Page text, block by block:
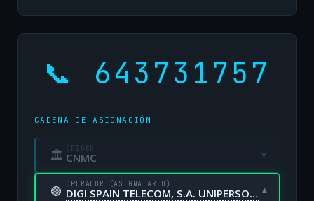
📞 643731757
CADENA DE ASIGNACIÓN
🏛 ORIGEN
CNMC ▾
🟢 OPERADOR (ASIGNATARIO)
DIGI SPAIN TELECOM, S.A. UNIPERSONAL ▾